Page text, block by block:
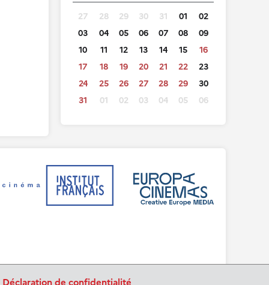
27 28 29 30 31 01
02
03
04 05 06 07 08
09
10
11 12 13 14 15
16
17
18 19 20 21 22
23
24
25 26 27 28 29
30
31
01 02 03 04 05 06